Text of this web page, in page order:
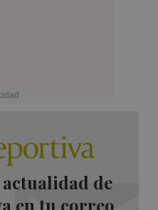
de
en tu correo